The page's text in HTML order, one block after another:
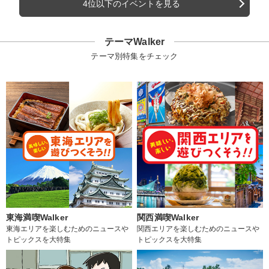
4位以下のイベントを見る
テーマWalker
テーマ別特集をチェック
東海満喫Walker
東海エリアを楽しむためのニュースや
トピックスを大特集
関西満喫Walker
関西エリアを楽しむためのニュースや
トピックスを大特集